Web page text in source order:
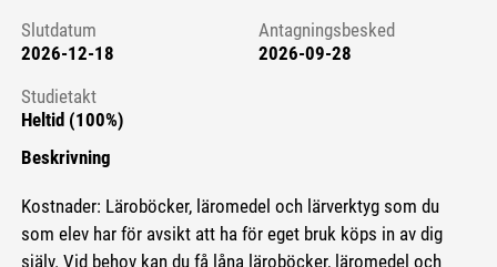
Slutdatum
2026-12-18
Antagningsbesked
2026-09-28
Studietakt
Heltid (100%)
Beskrivning
Kostnader: Läroböcker, läromedel och lärverktyg som du
som elev har för avsikt att ha för eget bruk köps in av dig
själv. Vid behov kan du få låna läroböcker, läromedel och